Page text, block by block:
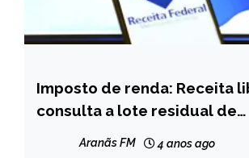
BRASIL
NOTÍCIAS
Imposto de renda: Receita
consulta a lote residual de
Aranãs FM 4 anos ago